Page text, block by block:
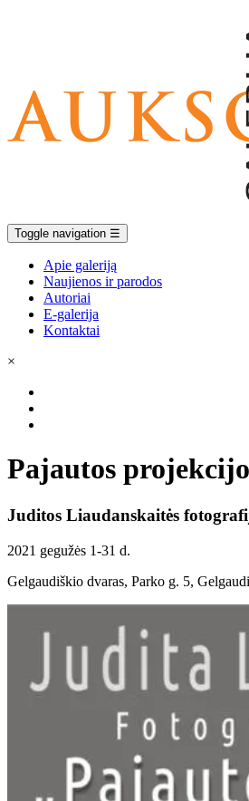
Toggle navigation ☰
Apie galeriją
Naujienos ir parodos
Autoriai
E-galerija
Kontaktai
×
Pajautos
Juditos Liaudanskaitės
2021 gegužės 1-31 d.
Gelgaudiškio dvaras, Parko g. 5,